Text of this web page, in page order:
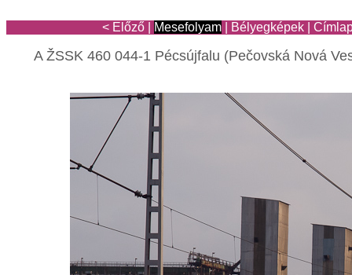
< Előző Mesefolyam Bélyegképek
A ŽSSK 460 044-1 Pécsújfalu (Pečovská Nová